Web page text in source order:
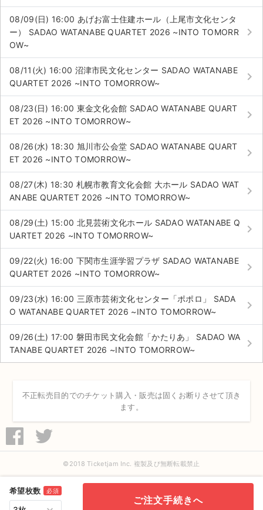
希望枚数 必須
08/09(日) 16:00 あげお富士住建ホール（上尾市文化センタ
ー） SADAO WATANABE QUARTET 2026 ~INTO TOMORR
OW~
keyboard_arrow_right
08/11(火) 16:00 沼津市民文化センター SADAO WATANABE
QUARTET 2026 ~INTO TOMORROW~
keyboard_arrow_right
08/23(日) 16:00 東金文化会館 SADAO WATANABE QUART
ET 2026 ~INTO TOMORROW~
keyboard_arrow_right
08/26(水) 18:30 旭川市公会堂 SADAO WATANABE QUART
ET 2026 ~INTO TOMORROW~
keyboard_arrow_right
08/27(木) 18:30 札幌市教育文化会館 大ホール SADAO WAT
ANABE QUARTET 2026 ~INTO TOMORROW~
keyboard_arrow_right
08/29(土) 15:00 北見芸術文化ホール SADAO WATANABE Q
UARTET 2026 ~INTO TOMORROW~
keyboard_arrow_right
09/22(火) 16:00 下関市生涯学習プラザ SADAO WATANABE
QUARTET 2026 ~INTO TOMORROW~
keyboard_arrow_right
09/23(水) 16:00 三原市芸術文化センター「ポポロ」 SADA
O WATANABE QUARTET 2026 ~INTO TOMORROW~
keyboard_arrow_right
09/26(土) 17:00 磐田市民文化会館「かたりあ」 SADAO WA
TANABE QUARTET 2026 ~INTO TOMORROW~
keyboard_arrow_right
不正転売目的でのチケット購入・販売は固くお断りさせて頂き
ます。
©2018 Ticketjam Inc. 複製及び無断転載禁止